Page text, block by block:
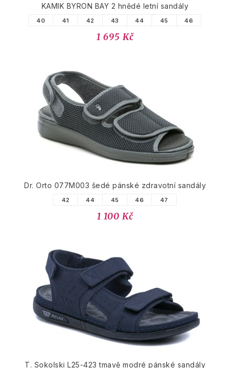
KAMIK BYRON BAY 2 hnědé letní sandály
40 41 42 43 44 45 46
1 695 Kč
Dr. Orto 077M003 šedé pánské zdravotní sandály
42 44 45 46 47
1 100 Kč
T. Sokolski L25-423 tmavě modré pánské sandály